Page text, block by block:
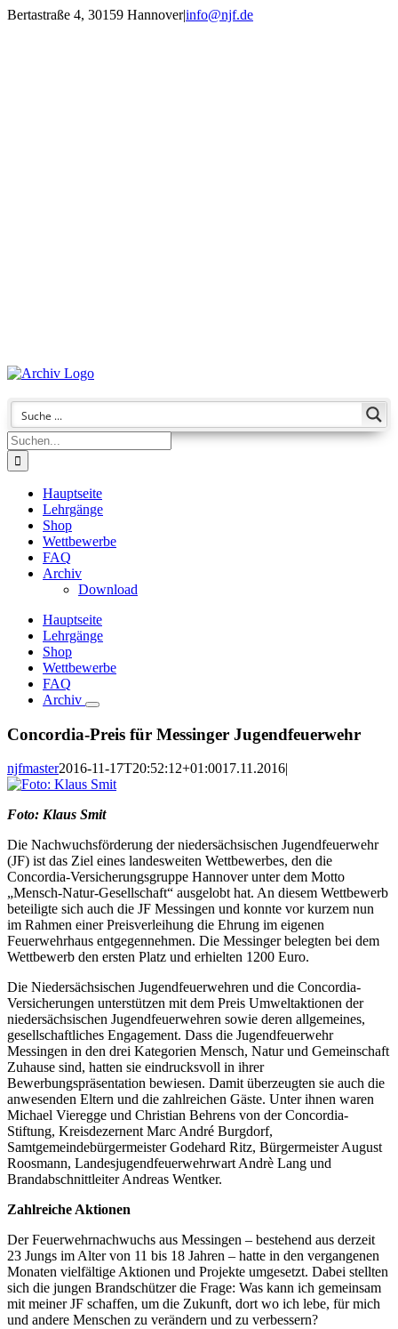
Zum
Bertastraße 4, 30159 Hannover|info@njf.de
Suche
nach:
Hauptseite
Lehrgänge
Shop
Wettbewerbe
FAQ
Archiv
Download
Hauptseite
Lehrgänge
Shop
Wettbewerbe
FAQ
Archiv
Concordia-Preis für Messinger Jugendfeuerwehr
njfmaster2016-11-17T20:52:12+01:0017.11.2016|
Foto: Klaus Smit
Die Nachwuchsförderung der niedersächsischen Jugendfeuerwehr
(JF) ist das Ziel eines landesweiten Wettbewerbes, den die
Concordia-Versicherungsgruppe Hannover unter dem Motto
„Mensch-Natur-Gesellschaft“ ausgelobt hat. An diesem Wettbewerb
beteiligte sich auch die JF Messingen und konnte vor kurzem nun
im Rahmen einer Preisverleihung die Ehrung im eigenen
Feuerwehrhaus entgegennehmen. Die Messinger belegten bei dem
Wettbewerb den ersten Platz und erhielten 1200 Euro.
Die Niedersächsischen Jugendfeuerwehren und die Concordia-
Versicherungen unterstützen mit dem Preis Umweltaktionen der
niedersächsischen Jugendfeuerwehren sowie deren allgemeines,
gesellschaftliches Engagement. Dass die Jugendfeuerwehr
Messingen in den drei Kategorien Mensch, Natur und Gemeinschaft
Zuhause sind, hatten sie eindrucksvoll in ihrer
Bewerbungspräsentation bewiesen. Damit überzeugten sie auch die
anwesenden Eltern und die zahlreichen Gäste. Unter ihnen waren
Michael Vieregge und Christian Behrens von der Concordia-
Stiftung, Kreisdezernent Marc André Burgdorf,
Samtgemeindebürgermeister Godehard Ritz, Bürgermeister August
Roosmann, Landesjugendfeuerwehrwart Andrè Lang und
Brandabschnittleiter Andreas Wentker.
Zahlreiche Aktionen
Der Feuerwehrnachwuchs aus Messingen – bestehend aus derzeit
23 Jungs im Alter von 11 bis 18 Jahren – hatte in den vergangenen
Monaten vielfältige Aktionen und Projekte umgesetzt. Dabei stellten
sich die jungen Brandschützer die Frage: Was kann ich gemeinsam
mit meiner JF schaffen, um die Zukunft, dort wo ich lebe, für mich
und andere Menschen zu verändern und zu verbessern?